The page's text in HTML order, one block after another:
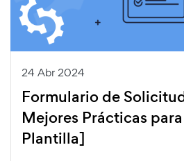
24 Abr 2024
Formulario de
Mejores Prácticas
Plantilla]